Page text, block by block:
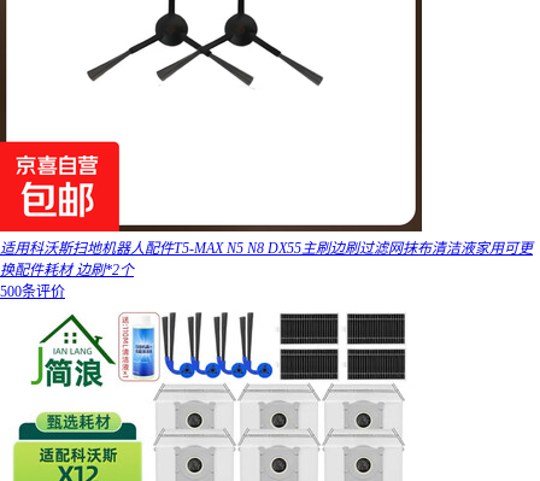
适用科沃斯扫地机器人配件T5-MAX N5 N8 DX55主刷边刷过滤网抹布清洁液家用可更
换配件耗材 边刷*2个
500条评价